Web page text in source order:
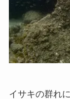
イサキの群れ